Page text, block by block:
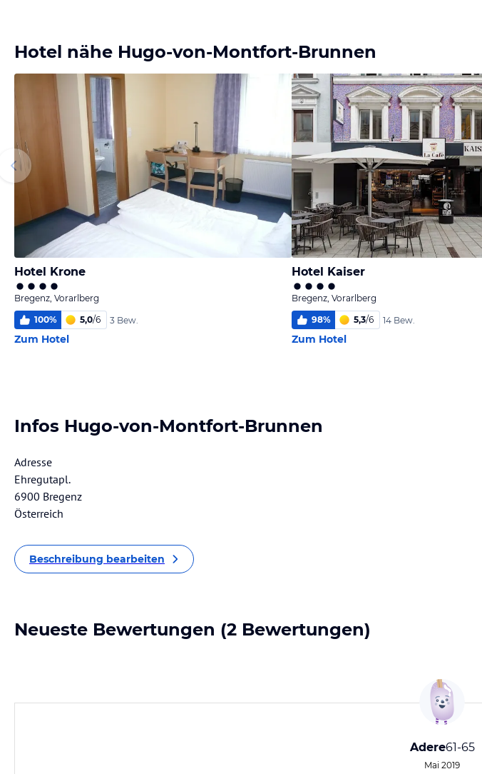
Hotel nähe Hugo-von-Montfort-Brunnen
Hotel Krone
Bregenz, Vorarlberg
100% 5,0/6 3 Bew.
Zum Hotel
Hotel Kaiser
Bregenz, Vorarlberg
98% 5,3/6 14 Bew.
Zum Hotel
Infos Hugo-von-Montfort-Brunnen
Adresse
Ehregutapl.
6900 Bregenz
Österreich
Beschreibung bearbeiten
Neueste Bewertungen (2 Bewertungen)
Adere61-65
Mai 2019